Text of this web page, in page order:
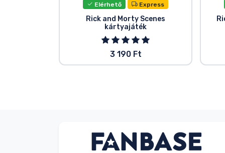
Elérhető Express
Rick and Morty Scenes
kártyajáték
3 190 Ft
V. Éva Vásárló